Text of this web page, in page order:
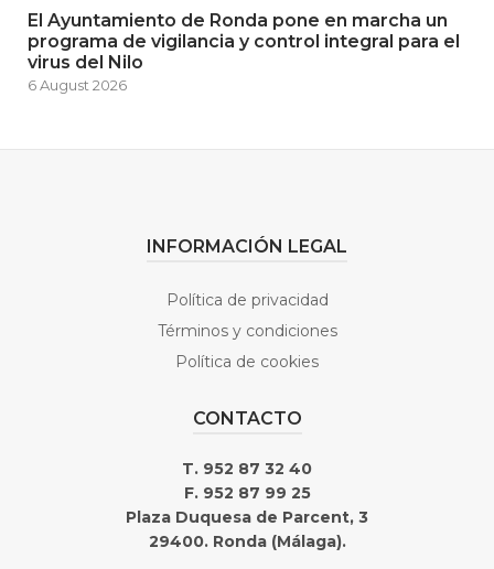
El Ayuntamiento de Ronda pone en marcha un
programa de vigilancia y control integral para el
virus del Nilo
6 August 2026
INFORMACIÓN LEGAL
Política de privacidad
Términos y condiciones
Política de cookies
CONTACTO
T. 952 87 32 40
F. 952 87 99 25
Plaza Duquesa de Parcent, 3
29400. Ronda (Málaga).